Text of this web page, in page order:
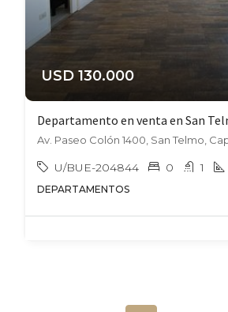
USD 130.000
Departamento en venta en San
Av. Paseo Colón 1400, San Telmo,
U/BUE-204844 0 1
DEPARTAMENTOS